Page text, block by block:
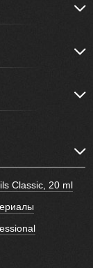
Classic, 20 ml